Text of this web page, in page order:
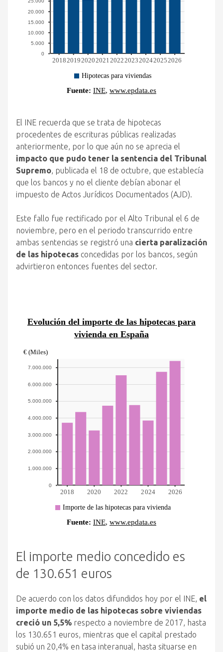
El INE recuerda que se trata de hipotecas
procedentes de escrituras públicas realizadas
anteriormente, por lo que aún no se aprecia el
impacto que pudo tener la sentencia del Tribunal
Supremo, publicada el 18 de octubre, que establecía
que los bancos y no el cliente debían abonar el
impuesto de Actos Jurídicos Documentados (AJD).
Este fallo fue rectificado por el Alto Tribunal el 6 de
noviembre, pero en el periodo transcurrido entre
ambas sentencias se registró una cierta paralización
de las hipotecas concedidas por los bancos, según
advirtieron entonces fuentes del sector.
El importe medio concedido es
de 130.651 euros
De acuerdo con los datos difundidos hoy por el INE, el
importe medio de las hipotecas sobre viviendas
creció un 5,5% respecto a noviembre de 2017, hasta
los 130.651 euros, mientras que el capital prestado
subió un 20,4% en tasa interanual, hasta situarse en